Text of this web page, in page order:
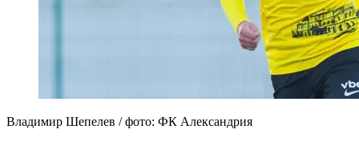
Владимир Шепелев / фото: ФК Александрия